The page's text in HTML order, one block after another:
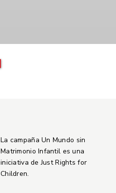
La campaña Un Mundo sin
Matrimonio Infantil es una
iniciativa de Just Rights for
Children.